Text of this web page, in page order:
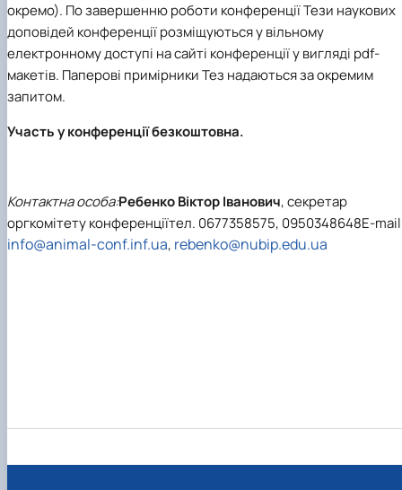
окремо). По завершенню роботи конференції Тези наукових
доповідей конференції розміщуються у вільному
електронному доступі на сайті конференції у вигляді pdf-
макетів. Паперові примірники Тез надаються за окремим
запитом.
Участь у конференції безкоштовна.
Контактна особа:Ребенко Віктор Іванович, секретар
оргкомітету конференціїтел. 0677358575, 0950348648Е-
info@animal-conf.inf.ua, rebenko@nubip.edu.ua